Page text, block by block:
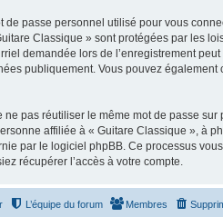
passe personnel utilisé pour vous
Classique » sont protégées par les
demandée lors de l’enregistrement
publiquement. Vous pouvez
pas réutiliser le même mot de passe sur
affiliée à « Guitare Classique », à
par le logiciel phpBB. Ce processus
récupérer l’accès à votre compte.
Membres
L’équipe du forum